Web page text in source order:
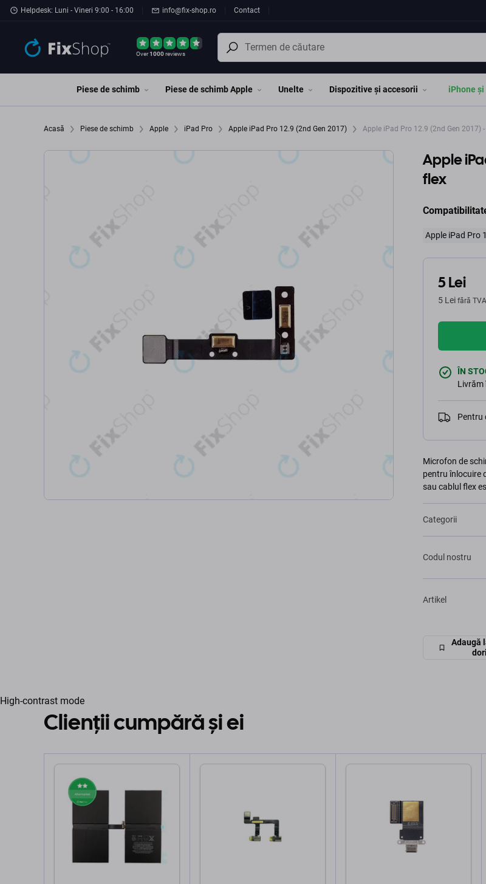
Preskočiť na hlavný obsah
Helpdesk: Luni - Vineri 9:00 - 16:00 info@fix-shop.ro Contact
Over1000reviews
Piese de schimb Piese de schimb Apple Unelte Dispozitive și accesorii iPhone
Acasă Piese de schimb Apple iPad Pro Apple iPad Pro 12.9 (2nd Gen 2017) Apple iPad Pro 12.9 (2nd Gen 2017)
Apple
flex
Apple iPad Pro
5 Lei
5 Lei fără TVA
ÎN
Livrăm
Pentru
Microfon de
pentru înlocuire
sau cablul flex
Categorii
Codul nostru
Artikel
Adaugă
High-contrast mode
Clienții cumpără și ei